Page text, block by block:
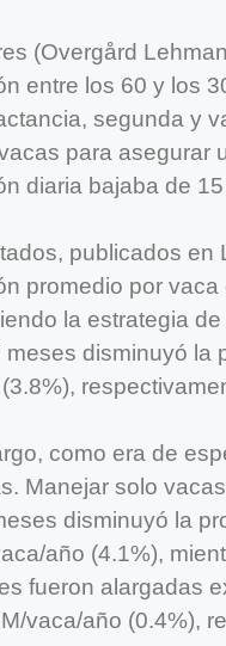
(Overgård
entre los 60 y los
segunda y
para asegurar
diaria bajaba de
publicados en
promedio por
la estrategia
meses disminuyó la
como era de
Manejar solo
disminuyó la
año (4.1%),
fueron alargadas
vaca/año (0.4%),